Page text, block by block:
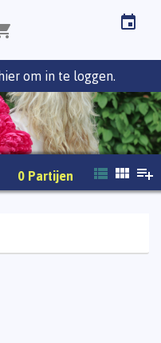
om in te loggen.
0 Partijen